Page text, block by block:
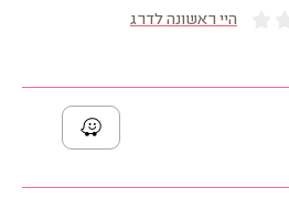
היי ראשונה לדרג